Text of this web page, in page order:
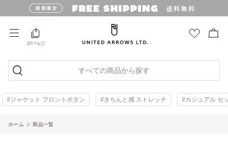
BRAND
すべての商品から探す
#ジャケット フロントボタン #きちんと感 ストレッチ #カジュアル セ
ホーム 商品一覧